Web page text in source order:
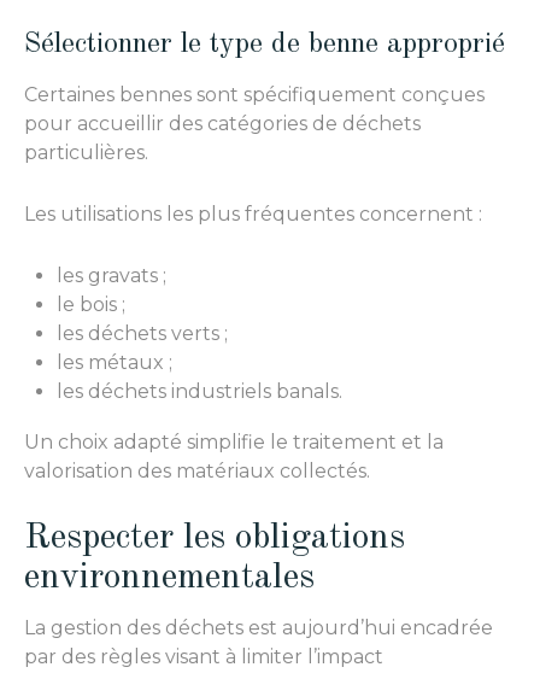
Sélectionner le type de benne approprié
Certaines bennes sont spécifiquement conçues
pour accueillir des catégories de déchets
particulières.
Les utilisations les plus fréquentes concernent :
les gravats ;
le bois ;
les déchets verts ;
les métaux ;
les déchets industriels banals.
Un choix adapté simplifie le traitement et la
valorisation des matériaux collectés.
Respecter les obligations
environnementales
La gestion des déchets est aujourd’hui encadrée
par des règles visant à limiter l’impact